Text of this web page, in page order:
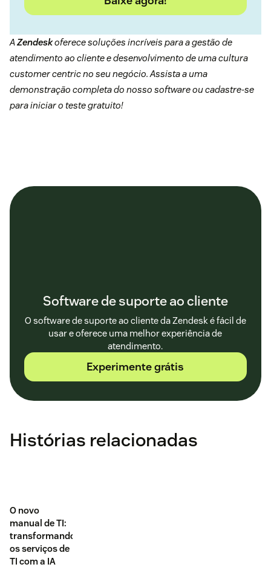
AZendeskoferece soluções incríveis para a gestão de
atendimento ao cliente e desenvolvimento de uma cultura
customer centric no seu negócio. Assista a uma
demonstração completado nosso software ou cadastre-se
para iniciar o teste gratuito!
Software de suporte ao cliente
O software de suporte ao cliente da Zendesk é fácil de
usar e oferece uma melhor experiência de
atendimento.
Experimente grátis
Histórias relacionadas
O novo
manual de TI:
transformando
os serviços de
TI com a IA